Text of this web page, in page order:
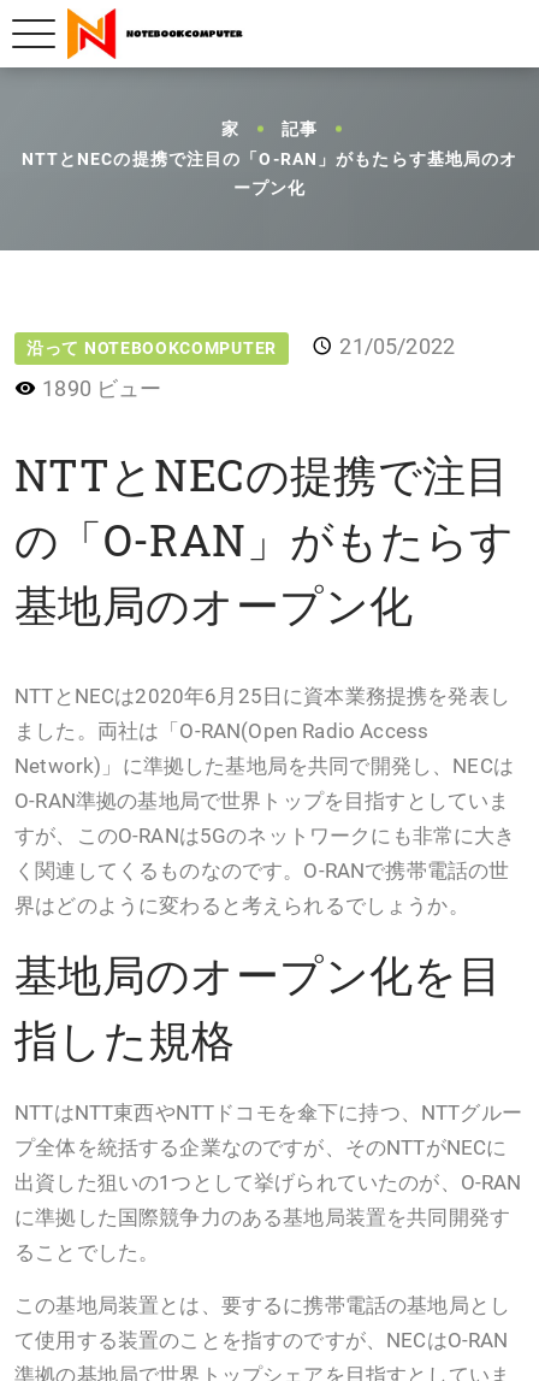
家
記事
NTTとNECの提携で注目の「O-RAN」がもたらす基地局のオ
ープン化
沿って NOTEBOOKCOMPUTER
21/05/2022
1890 ビュー
NTTとNECの提携で注目
の「O-RAN」がもたらす
基地局のオープン化
NTTとNECは2020年6月25日に資本業務提携を発表し
ました。両社は「O-RAN(Open Radio Access
Network)」に準拠した基地局を共同で開発し、NECは
O-RAN準拠の基地局で世界トップを目指すとしていま
すが、このO-RANは5Gのネットワークにも非常に大き
く関連してくるものなのです。O-RANで携帯電話の世
界はどのように変わると考えられるでしょうか。
基地局のオープン化を目
指した規格
NTTはNTT東西やNTTドコモを傘下に持つ、NTTグルー
プ全体を統括する企業なのですが、そのNTTがNECに
出資した狙いの1つとして挙げられていたのが、O-RAN
に準拠した国際競争力のある基地局装置を共同開発す
ることでした。
この基地局装置とは、要するに携帯電話の基地局とし
て使用する装置のことを指すのですが、NECはO-RAN
準拠の基地局で世界トップシェアを目指すとしていま